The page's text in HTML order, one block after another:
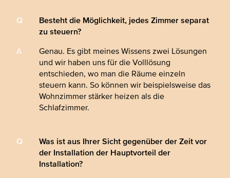
Besteht die Möglichkeit, jedes Zimmer separat
zu steuern?
Genau. Es gibt meines Wissens zwei Lösungen
und wir haben uns für die Volllösung
entschieden, wo man die Räume einzeln
steuern kann. So können wir beispielsweise das
Wohnzimmer stärker heizen als die
Schlafzimmer.
Was ist aus Ihrer Sicht gegenüber der Zeit vor
der Installation der Hauptvorteil der
Installation?